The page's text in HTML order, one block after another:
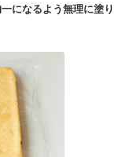
になるよう無理に塗り